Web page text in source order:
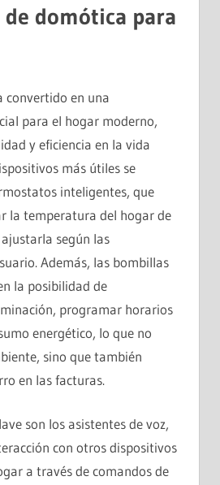
domótica para
convertido en una
para el hogar moderno,
y eficiencia en la vida
más útiles se
inteligentes, que
la temperatura del hogar de
según las
Además, las bombillas
la posibilidad de
programar horarios
energético, lo que no
sino que también
en las facturas.
son los asistentes de voz,
con otros dispositivos
a través de comandos de